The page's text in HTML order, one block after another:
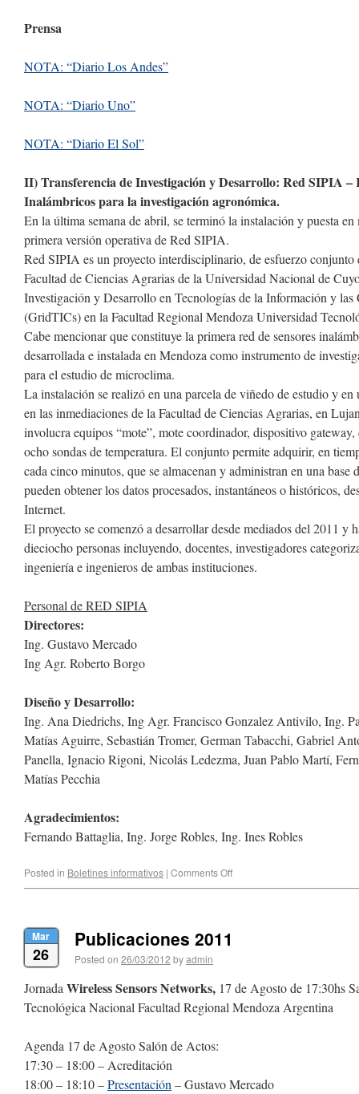
Prensa
NOTA: “Diario Los Andes”
NOTA: “Diario Uno”
NOTA: “Diario El Sol”
II) Transferencia de Investigación y Desarrollo: Red SIPIA –
Inalámbricos para la investigación agronómica.
En la última semana de abril, se terminó la instalación y puesta en
primera versión operativa de Red SIPIA.
Red SIPIA es un proyecto interdisciplinario, de esfuerzo conjunto
Facultad de Ciencias Agrarias de la Universidad Nacional de
Investigación y Desarrollo en Tecnologías de la Información y las
(GridTICs) en la Facultad Regional Mendoza Universidad
Cabe mencionar que constituye la primera red de sensores
desarrollada e instalada en Mendoza como instrumento de
para el estudio de microclima.
La instalación se realizó en una parcela de viñedo de estudio y en
en las inmediaciones de la Facultad de Ciencias Agrarias, en
involucra equipos “mote”, mote coordinador, dispositivo
ocho sondas de temperatura. El conjunto permite adquirir, en
cada cinco minutos, que se almacenan y administran en una base
pueden obtener los datos procesados, instantáneos o históricos,
Internet.
El proyecto se comenzó a desarrollar desde mediados del 2011 y
dieciocho personas incluyendo, docentes, investigadores
ingeniería e ingenieros de ambas instituciones.
Personal de RED SIPIA
Directores:
Ing. Gustavo Mercado
Ing Agr. Roberto Borgo
Diseño y Desarrollo:
Ing. Ana Diedrichs, Ing Agr. Francisco Gonzalez Antivilo, Ing.
Matías Aguirre, Sebastián Tromer, German Tabacchi, Gabriel
Panella, Ignacio Rigoni, Nicolás Ledezma, Juan Pablo Martí,
Matías Pecchia
Agradecimientos:
Fernando Battaglia, Ing. Jorge Robles, Ing. Ines Robles
Posted in Boletines informativos | Comments Off
Mar
26
Publicaciones 2011
Posted on 26/03/2012 byadmin
Jornada Wireless Sensors Networks, 17 de Agosto de 17:30hs
Tecnológica Nacional Facultad Regional Mendoza Argentina
Agenda 17 de Agosto Salón de Actos:
17:30 – 18:00 – Acreditación
18:00 – 18:10 –Presentación – Gustavo Mercado